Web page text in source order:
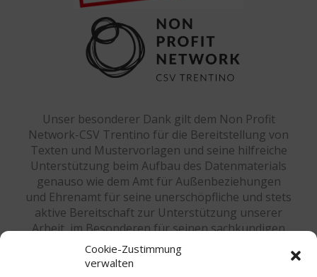
Cookie-Zustimmung
verwalten
Unser besonderer Dank gilt dem Non Profit
Network-CSV Trentino für die Bereitstellung von
Texten und Mustervorlagen und seine hilfreiche
Unterstützung beim Aufbau des Datenmaterials
genauso wie dem Amt für Außenbeziehungen
und Ehrenamt für seine unerschöpfliche und stets
aktive Bereitschaft zur Unterstützung unserer
Arbeit, im Besonderen für seinen sachkundigen
Rat und rechtlichen Beistand bei der Anpassung
an die Südtiroler Verhältnisse. Einen herzlichen